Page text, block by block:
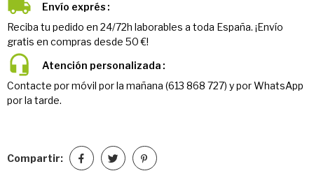
Envío exprés
Reciba tu pedido en 24/72h laborables a toda España. ¡Envío
gratis en compras desde 50 €!
Atención personalizada
Contacte por móvil por la mañana (613 868 727) y por WhatsApp
por la tarde.
Compartir: